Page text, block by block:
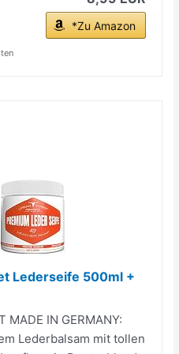
*Zu Amazon
Lederseife 500ml +
MADE IN GERMANY:
Lederbalsam mit tollen